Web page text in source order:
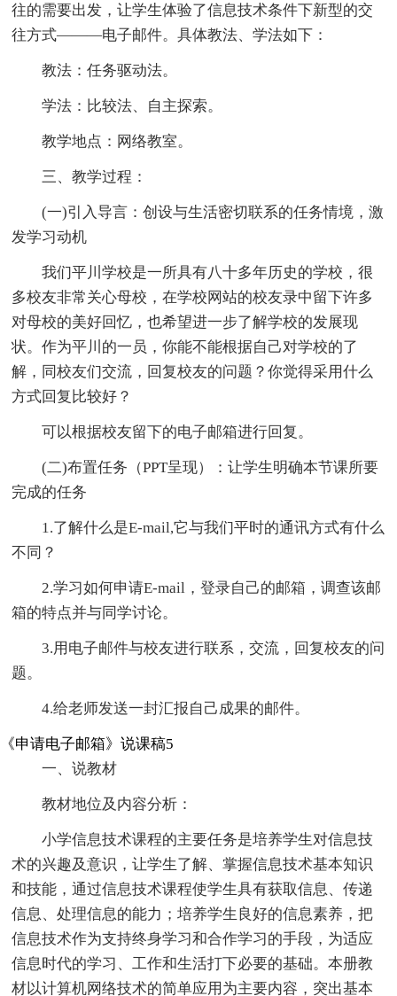
往的需要出发，让学生体验了信息技术条件下新型的交
往方式―――电子邮件。具体教法、学法如下：
教法：任务驱动法。
学法：比较法、自主探索。
教学地点：网络教室。
三、教学过程：
(一)引入导言：创设与生活密切联系的任务情境，激
发学习动机
我们平川学校是一所具有八十多年历史的学校，很
多校友非常关心母校，在学校网站的校友录中留下许多
对母校的美好回忆，也希望进一步了解学校的发展现
状。作为平川的一员，你能不能根据自己对学校的了
解，同校友们交流，回复校友的问题？你觉得采用什么
方式回复比较好？
可以根据校友留下的电子邮箱进行回复。
(二)布置任务（PPT呈现）：让学生明确本节课所要
完成的任务
1.了解什么是E-mail,它与我们平时的通讯方式有什么
不同？
2.学习如何申请E-mail，登录自己的邮箱，调查该邮
箱的特点并与同学讨论。
3.用电子邮件与校友进行联系，交流，回复校友的问
题。
4.给老师发送一封汇报自己成果的邮件。
《申请电子邮箱》说课稿5
一、说教材
教材地位及内容分析：
小学信息技术课程的主要任务是培养学生对信息技
术的兴趣及意识，让学生了解、掌握信息技术基本知识
和技能，通过信息技术课程使学生具有获取信息、传递
信息、处理信息的能力；培养学生良好的信息素养，把
信息技术作为支持终身学习和合作学习的手段，为适应
信息时代的学习、工作和生活打下必要的基础。本册教
材以计算机网络技术的简单应用为主要内容，突出基本